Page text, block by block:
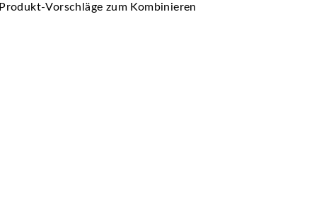
Produkt-Vorschläge zum Kombinieren